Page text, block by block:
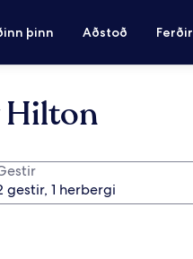
þinn Aðstoð Ferðir
Hilton